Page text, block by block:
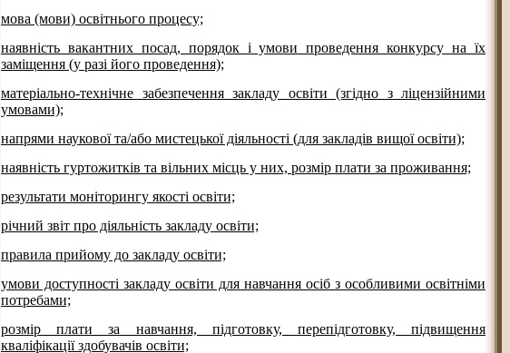
мова (мови) освітнього процесу;
наявність вакантних посад, порядок і умови проведення конкурсу на їх
заміщення (у разі його проведення);
матеріально-технічне забезпечення закладу освіти (згідно з ліцензійними
умовами);
напрями наукової та/або мистецької діяльності (для закладів вищої освіти);
наявність гуртожитків та вільних місць у них, розмір плати за проживання;
результати моніторингу якості освіти;
річний звіт про діяльність закладу освіти;
правила прийому до закладу освіти;
умови доступності закладу освіти для навчання осіб з особливими освітніми
потребами;
розмір плати за навчання, підготовку, перепідготовку, підвищення
кваліфікації здобувачів освіти;